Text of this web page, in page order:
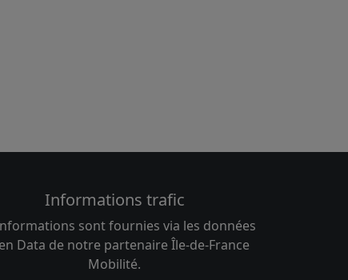
Informations trafic
sont fournies via les données
Data de notre partenaire Île-de-France
Mobilité.